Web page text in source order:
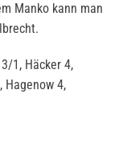
Manko kann man
1, Häcker 4,
Hagenow 4,